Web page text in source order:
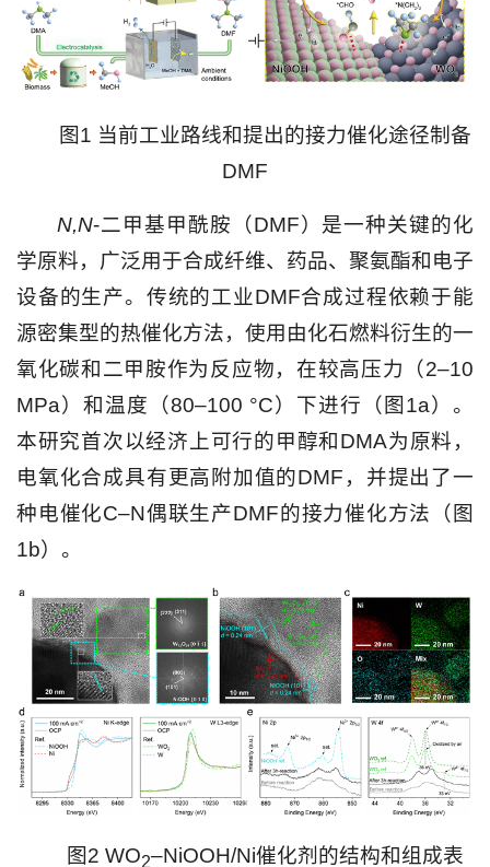
图1 当前工业路线和提出的接力催化途径制备
DMF
N,N-二甲基甲酰胺（DMF）是一种关键的化
学原料，广泛用于合成纤维、药品、聚氨酯和电子
设备的生产。传统的工业DMF合成过程依赖于能
源密集型的热催化方法，使用由化石燃料衍生的一
氧化碳和二甲胺作为反应物，在较高压力（2–10
MPa）和温度（80–100 °C）下进行（图1a）。
本研究首次以经济上可行的甲醇和DMA为原料，
电氧化合成具有更高附加值的DMF，并提出了一
种电催化C–N偶联生产DMF的接力催化方法（图
1b）。
图2 WO2–NiOOH/Ni催化剂的结构和组成表